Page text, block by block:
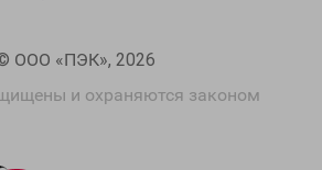
ООО «ПЭК», 2026
и охраняются законом